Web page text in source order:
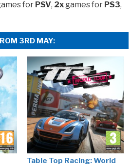
for PSV, 2x games for PS3,
3RD MAY:
Table Top Racing: World